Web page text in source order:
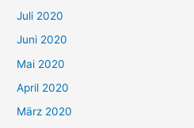
Juli 2020
Juni 2020
Mai 2020
April 2020
März 2020